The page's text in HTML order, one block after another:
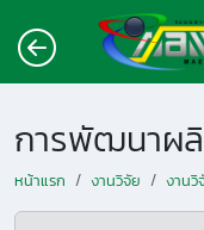
หน้าแรก งานวิจัย งาน